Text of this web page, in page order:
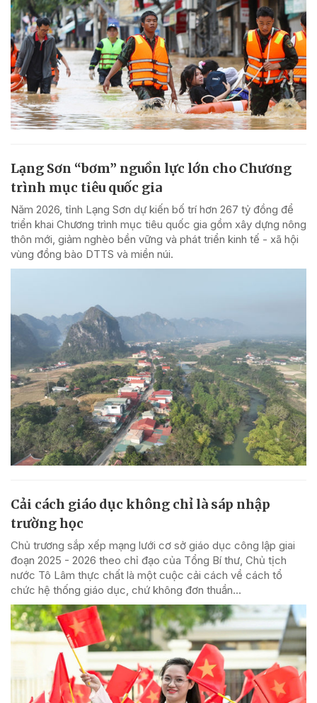
Lạng Sơn “bơm” nguồn lực lớn cho Chương
trình mục tiêu quốc gia
Năm 2026, tỉnh Lạng Sơn dự kiến bố trí hơn 267 tỷ đồng để
triển khai Chương trình mục tiêu quốc gia gồm xây dựng nông
thôn mới, giảm nghèo bền vững và phát triển kinh tế - xã hội
vùng đồng bào DTTS và miền núi.
Cải cách giáo dục không chỉ là sáp nhập
trường học
Chủ trương sắp xếp mạng lưới cơ sở giáo dục công lập giai
đoạn 2025 - 2026 theo chỉ đạo của Tổng Bí thư, Chủ tịch
nước Tô Lâm thực chất là một cuộc cải cách về cách tổ
chức hệ thống giáo dục, chứ không đơn thuần...